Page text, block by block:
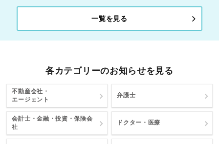
一覧を見る
各カテゴリーのお知らせを見る
不動産会社・
エージェント
弁護士
会計士・金融・投資・保険会
社
ドクター・医療